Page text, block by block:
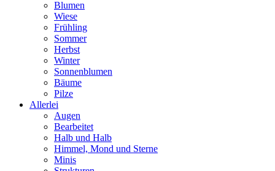
Blumen
Wiese
Frühling
Sommer
Herbst
Winter
Sonnenblumen
Bäume
Pilze
Allerlei
Augen
Bearbeitet
Halb und Halb
Himmel, Mond und Sterne
Minis